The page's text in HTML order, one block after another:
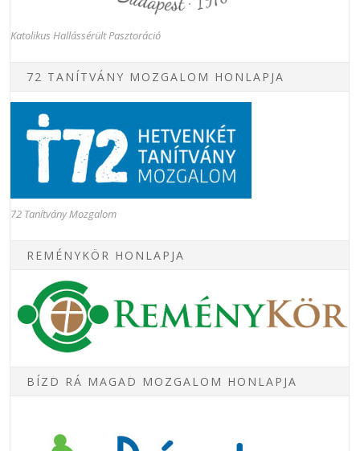
Katolikus Hallássérült Pasztoráció
72 TANÍTVÁNY MOZGALOM HONLAPJA
72 Tanítvány Mozgalom
REMÉNYKÖR HONLAPJA
BÍZD RÁ MAGAD MOZGALOM HONLAPJA